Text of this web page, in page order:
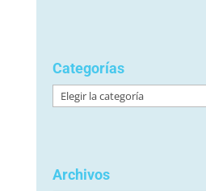
Categorías
Categorías
Archivos